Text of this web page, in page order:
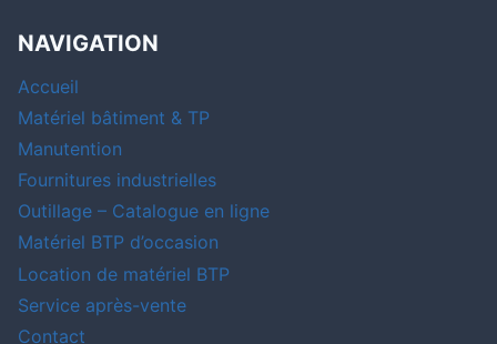
NAVIGATION
Accueil
Matériel bâtiment & TP
Manutention
Fournitures industrielles
Outillage – Catalogue en ligne
Matériel BTP d’occasion
Location de matériel BTP
Service après-vente
Contact